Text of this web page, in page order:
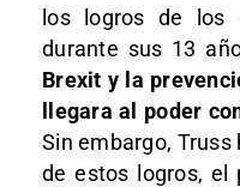
los logros de los
durante sus 13
Brexit y la
llegara al poder
Sin embargo, Truss
de estos logros, el